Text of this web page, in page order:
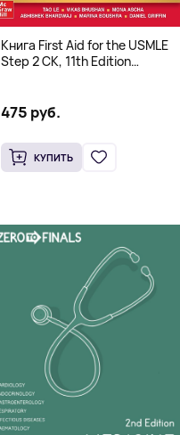
Книга First Aid for the USMLE
Step 2 CK, 11th Edition
475 руб.
КУПИТЬ